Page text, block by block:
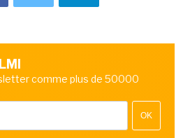
comme plus de 50000
OK